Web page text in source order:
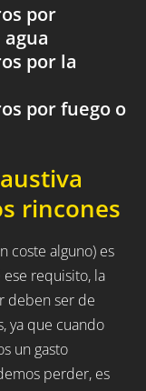
por
por la
por fuego o
rincones
coste alguno) es
requisito, la
deben ser de
ya que cuando
un gasto
perder, es